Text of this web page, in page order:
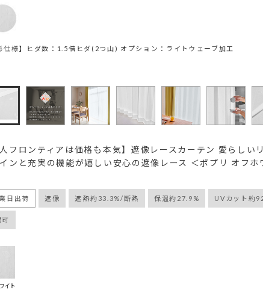
仕様】ヒダ数：1.5倍ヒダ(2つ山) オプション：ライトウェーブ加工
人フロンティアは価格も本気】遮像レースカーテン 愛らしい
ンと充実の機能が嬉しい安心の遮像レース ＜ポプリ オフホ
日出荷 遮像 遮熱約33.3%/断熱 保温約27.9% UVカット約
可
イト